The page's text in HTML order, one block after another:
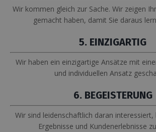
Wir kommen gleich zur Sache. Wir zeigen
gemacht haben, damit Sie daraus
5. EINZIGARTIG
Wir haben ein einzigartige Ansätze mit
und individuellen Ansatz
6. BEGEISTERUNG
Wir sind leidenschaftlich daran
Ergebnisse und Kundenerlebnisse